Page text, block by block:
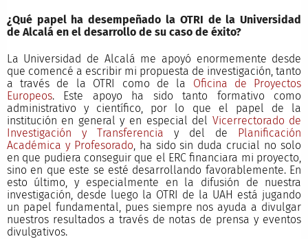
¿Qué papel ha desempeñado la OTRI de la Universidad
de Alcaláen el desarrollo de su caso de éxito?
La Universidad de Alcalá me apoyó enormemente desde
que comencé a escribir mi propuesta de investigación, tanto
a través de la OTRI como de la Oficina de Proyectos
Europeos. Este apoyo ha sido tanto formativo como
administrativo y científico, por lo que el papel de la
institución en general y en especial del Vicerrectorado de
Investigación y Transferencia y del de Planificación
Académica y Profesorado, ha sido sin duda crucial no solo
en que pudiera conseguir que el ERC financiara mi proyecto,
sino en que este se esté desarrollando favorablemente. En
esto último, y especialmente en la difusión de nuestra
investigación, desde luego la OTRI de la UAH está jugando
un papel fundamental, pues siempre nos ayuda a divulgar
nuestros resultados a través de notas de prensa y eventos
divulgativos.